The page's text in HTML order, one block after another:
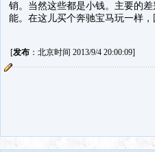
销。当然这些都是小钱。主要的
能。在这儿买个奔驰宝马玩一样
[发布：北京时间 2013/9/4 20:00:09]